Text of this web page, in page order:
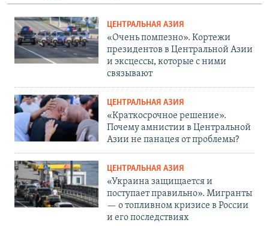
ЦЕНТРАЛЬНАЯ АЗИЯ
«Очень помпезно». Кортежи
президентов в Центральной Азии
и эксцессы, которые с ними
связывают
ЦЕНТРАЛЬНАЯ АЗИЯ
«Краткосрочное решение».
Почему амнистии в Центральной
Азии не панацея от проблемы?
ЦЕНТРАЛЬНАЯ АЗИЯ
«Украина защищается и
поступает правильно». Мигранты
— о топливном кризисе в России
и его последствиях